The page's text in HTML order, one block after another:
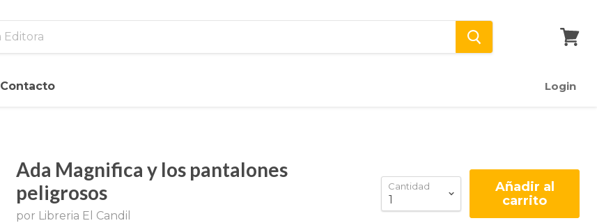
Contacto Login
Ada Magnifica y los pantalones
peligrosos
por Libreria El Candil
Cantidad
Añadir al
carrito